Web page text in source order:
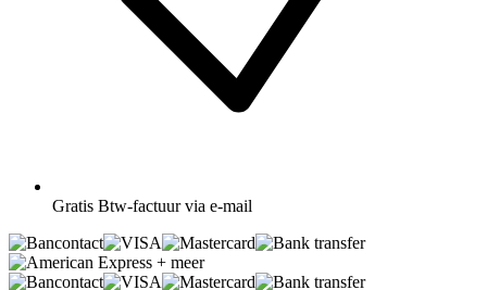
Gratis Btw-factuur via e-mail
+ meer